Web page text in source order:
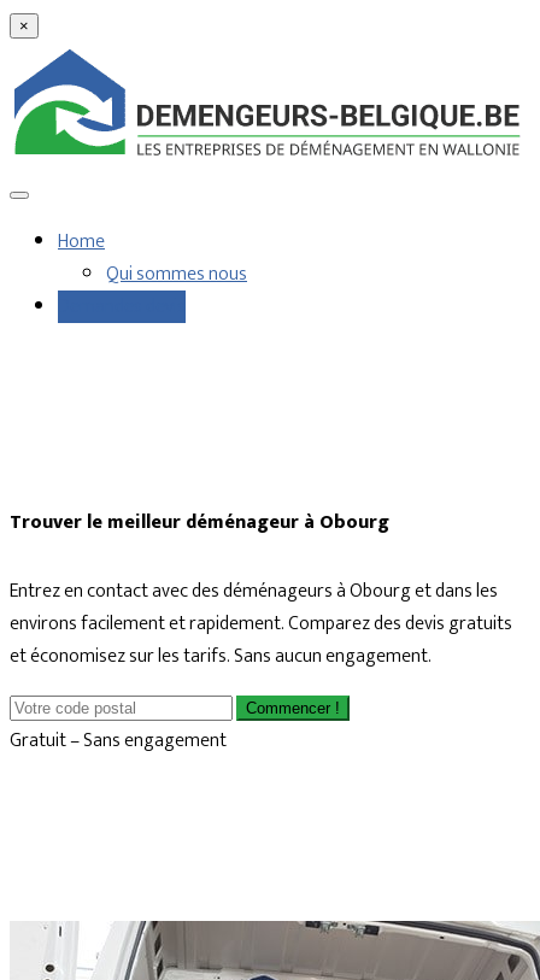
×
Home
Qui sommes nous
Trouver le meilleur déménageur à Obourg
Entrez en contact avec des déménageurs à Obourg et dans les
environs facilement et rapidement. Comparez des devis gratuits
et économisez sur les tarifs. Sans aucun engagement.
Commencer !
Gratuit – Sans engagement